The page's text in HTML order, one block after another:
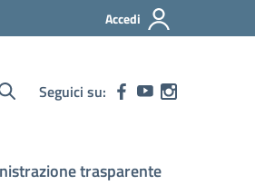
Accedi
Seguici su:
trasparente